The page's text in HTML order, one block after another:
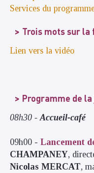
Services du
Trois mots sur
Lien vers la vidéo
Programme de
08h30 -Accueil-café
09h00 - Lancement
CHAMPANEY,
Nicolas MERCAT,